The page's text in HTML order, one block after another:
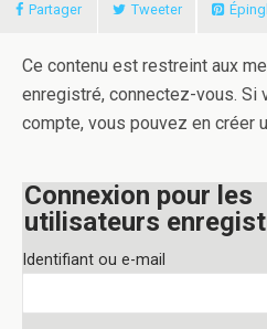
Partager Tweeter
Ce contenu est restreint aux
enregistré, connectez-vous. Si
compte, vous pouvez en créer
Connexion pour les
utilisateurs
Identifiant ou e-mail